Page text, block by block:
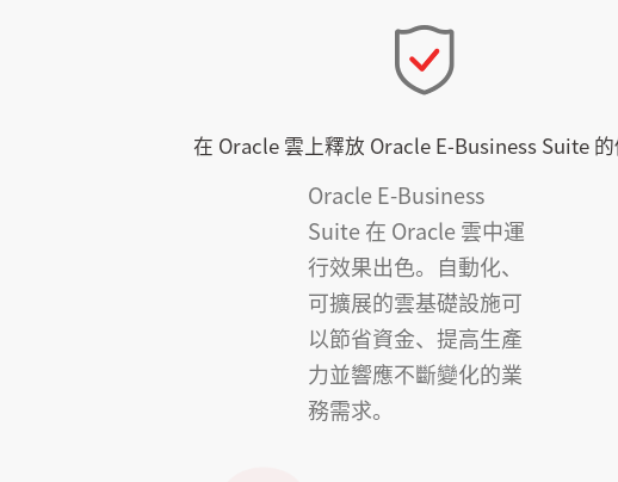
在 Oracle 雲上釋放 Oracle E-Business Suite
Oracle E-Business
Suite 在 Oracle 雲中運
行效果出色。自動化、
可擴展的雲基礎設施可
以節省資金、提高生產
力並響應不斷變化的業
務需求。